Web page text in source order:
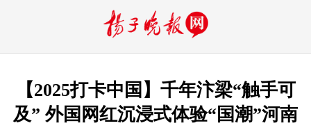
【2025打卡中国】千年汴梁“触手可
及” 外国网红沉浸式体验“国潮”河南